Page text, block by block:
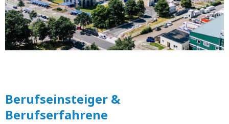
Berufseinsteiger &
Berufserfahrene